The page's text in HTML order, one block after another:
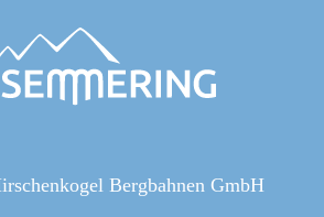
Bergbahnen GmbH